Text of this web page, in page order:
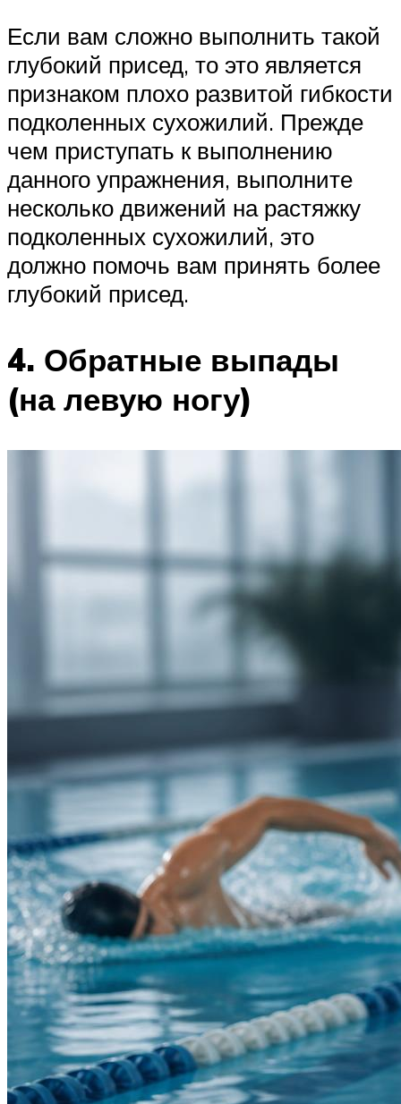
Если вам сложно выполнить такой
глубокий присед, то это является
признаком плохо развитой гибкости
подколенных сухожилий. Прежде
чем приступать к выполнению
данного упражнения, выполните
несколько движений на растяжку
подколенных сухожилий, это
должно помочь вам принять более
глубокий присед.
4. Обратные выпады
(на левую ногу)